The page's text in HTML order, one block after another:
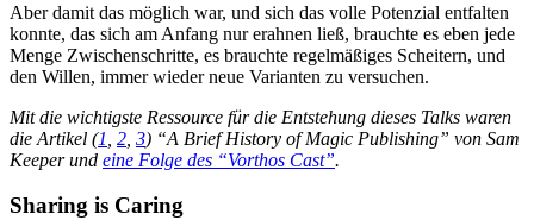
Aber damit das möglich war, und sich das volle Potenzial entfalten
konnte, das sich am Anfang nur erahnen ließ, brauchte es eben jede
Menge Zwischenschritte, es brauchte regelmäßiges Scheitern, und
den Willen, immer wieder neue Varianten zu versuchen.
Mit die wichtigste Ressource für die Entstehung dieses Talks waren
die Artikel (1 2 3) “A Brief History of Magic Publishing” von Sam
Keeper und eine Folge des “Vorthos Cast”.
Sharing is Caring